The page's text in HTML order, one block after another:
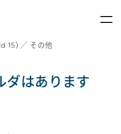
15) ／ その他
ダはあります